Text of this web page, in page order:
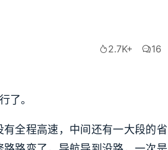
2.7K+ 16
了。
全程高速，中间还有一大段的省